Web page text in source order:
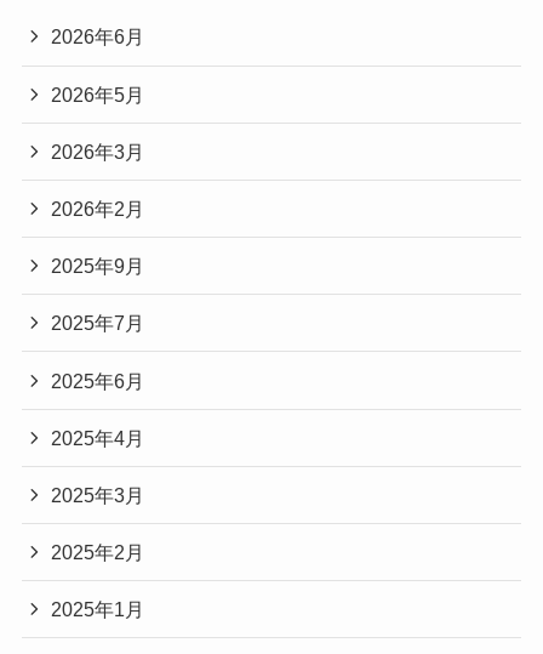
2026年6月
2026年5月
2026年3月
2026年2月
2025年9月
2025年7月
2025年6月
2025年4月
2025年3月
2025年2月
2025年1月